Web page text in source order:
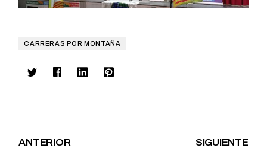
CARRERAS POR MONTAÑA
ANTERIOR SIGUIENTE